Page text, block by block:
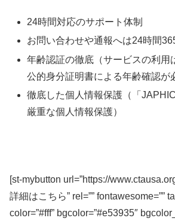
24時間対応のサポート体制
お問い合わせや通報へは24時間
年齢認証の徹底（サービスの利用
公的身分証明書による年齢確認が
徹底した個人情報保護（「
厳重な個人情報保護）
[st-mybutton url=”https://
詳細はこちら” rel=”” fontawesome=””
color=”#fff” bgcolor=”#e53935″